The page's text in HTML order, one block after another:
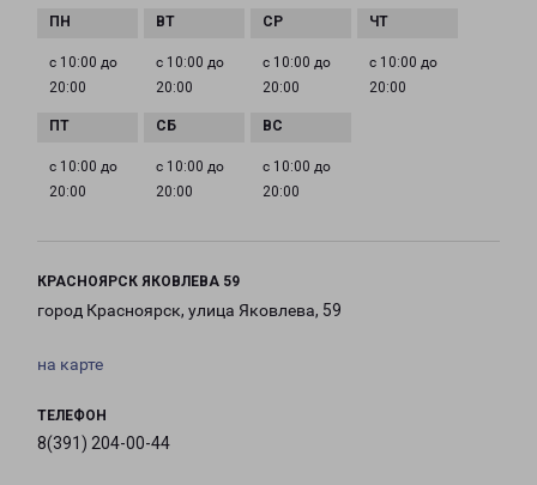
с 10:00 до
20:00
с 10:00 до
20:00
с 10:00 до
20:00
с 10:00 до
20:00
с 10:00 до
20:00
с 10:00 до
20:00
с 10:00 до
20:00
КРАСНОЯРСК ЯКОВЛЕВА 59
город Красноярск, улица Яковлева, 59
на карте
ТЕЛЕФОН
8(391) 204-00-44